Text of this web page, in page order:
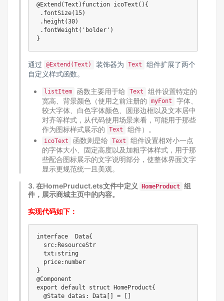
@Extend(Text)function icoText(){
.fontSize(15)
.height(30)
.fontWeight('bolder')
通过 @Extend(Text) 装饰器为 Text
组件扩展了两个
自定义样式函数。
listItem 函数主要用于给 Text
组件设置特定的
宽高、背景颜色（使用之前注册的
myFont
字体、
较大字体、白色字体颜色、圆形边框以及文本居中
对齐等样式，从代码使用场景来看，可能用于那些
作为图标样式展示的
Text 组件）。
icoText 函数则是给 Text
组件设置相对小一点
的字体大小、固定高度以及加粗字体样式，用于那
些配合图标展示的文字说明部分，使整体界面文字
显示更规范统一且美观。
3. 在HomePruduct.ets文件中定义 HomeProduct 组
件，展示商城主页中的内容。
实现代码如下：
interface  Data{
  src:ResourceStr
  txt:string
  price:number
}
@Component
export default struct HomeProduct{
  @State datas: Data[] = []